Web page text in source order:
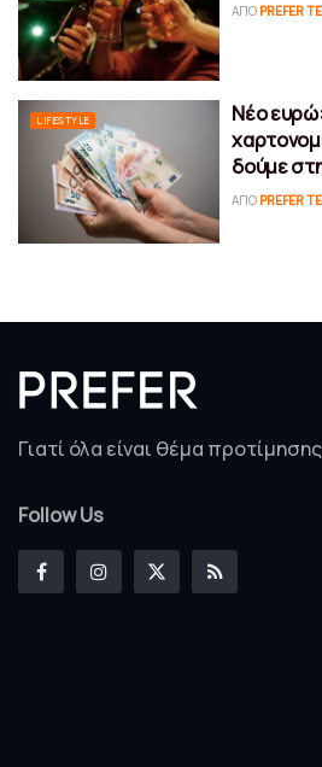
ΑΠΌ PREFER
LIFESTYLE
Νέο ευρώ:
δούμε
ΑΠΌ PREFER
Γιατί όλα είναι θέμα
Follow Us